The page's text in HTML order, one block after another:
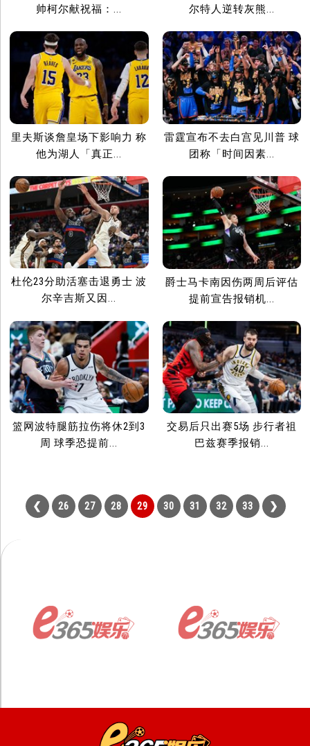
帅柯尔献祝福：...
尔特人逆转灰熊...
里夫斯谈詹皇场下影响力 称
他为湖人「真正...
雷霆宣布不去白宫见川普 球
团称「时间因素...
杜伦23分助活塞击退勇士 波
尔辛吉斯又因...
爵士马卡南因伤两周后评估
提前宣告报销机...
篮网波特腿筋拉伤将休2到3
周 球季恐提前...
交易后只出赛5场 步行者祖
巴兹赛季报销...
26 27 28 29 30 31 32 33